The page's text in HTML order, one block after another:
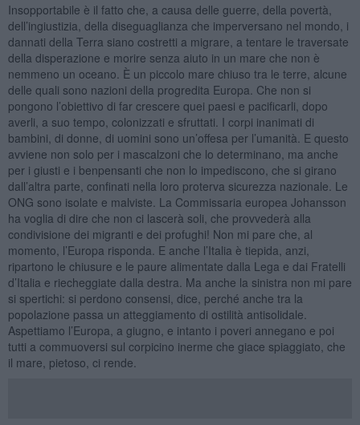
Insopportabile è il fatto che, a causa delle guerre, della povertà,
dell’ingiustizia, della diseguaglianza che imperversano nel mondo, i
dannati della Terra siano costretti a migrare, a tentare le traversate
della disperazione e morire senza aiuto in un mare che non è
nemmeno un oceano. È un piccolo mare chiuso tra le terre, alcune
delle quali sono nazioni della progredita Europa. Che non si
pongono l’obiettivo di far crescere quei paesi e pacificarli, dopo
averli, a suo tempo, colonizzati e sfruttati. I corpi inanimati di
bambini, di donne, di uomini sono un’offesa per l’umanità. E questo
avviene non solo per i mascalzoni che lo determinano, ma anche
per i giusti e i benpensanti che non lo impediscono, che si girano
dall’altra parte, confinati nella loro proterva sicurezza nazionale. Le
ONG sono isolate e malviste. La Commissaria europea Johansson
ha voglia di dire che non ci lascerà soli, che provvederà alla
condivisione dei migranti e dei profughi! Non mi pare che, al
momento, l’Europa risponda. E anche l’Italia è tiepida, anzi,
ripartono le chiusure e le paure alimentate dalla Lega e dai Fratelli
d’Italia e riecheggiate dalla destra. Ma anche la sinistra non mi pare
si spertichi: si perdono consensi, dice, perché anche tra la
popolazione passa un atteggiamento di ostilità antisolidale.
Aspettiamo l’Europa, a giugno, e intanto i poveri annegano e poi
tutti a commuoversi sul corpicino inerme che giace spiaggiato, che
il mare, pietoso, ci rende.